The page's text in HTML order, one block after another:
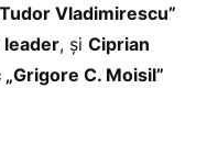
Vladimirescu”
leader, și Ciprian
C. Moisil”